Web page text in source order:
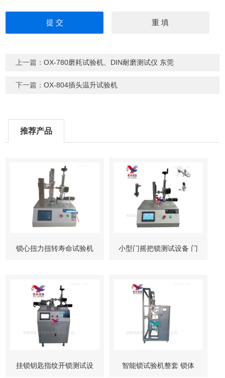
上一篇：OX-780磨耗试验机、DIN耐磨测试仪 东莞
下一篇：OX-804插头温升试验机
推荐产品
锁心扭力扭转寿命试验机 小型门摇把锁测试设备 门
挂锁钥匙指纹开锁测试设 智能锁试验机整套 锁体